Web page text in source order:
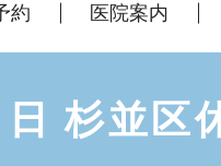
約 医院案内
日 杉並区